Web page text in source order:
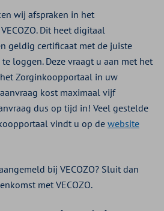
wij afspraken in het
Dit heet digitaal
geldig certificaat met de juiste
loggen. Deze vraagt u aan met het
Zorginkoopportaal in uw
kost maximaal vijf
dus op tijd in! Veel gestelde
vindt u op de website
bij VECOZO? Sluit dan
met VECOZO.